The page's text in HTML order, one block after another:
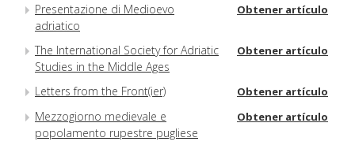
Presentazione di Medioevo
adriatico
Obtener artículo
The International Society for Adriatic
Studies in the Middle Ages
Obtener artículo
Letters from the Front(ier) Obtener artículo
Mezzogiorno medievale e
popolamento rupestre pugliese
Obtener artículo